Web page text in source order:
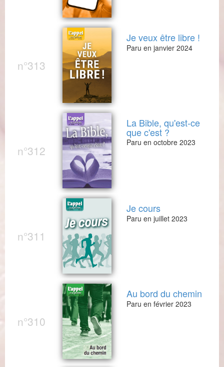
n°313
Je veux être libre !
Paru en janvier 2024
n°312
La Bible, qu'est-ce
que c'est ?
Paru en octobre 2023
n°311
Je cours
Paru en juillet 2023
n°310
Au bord du chemin
Paru en février 2023